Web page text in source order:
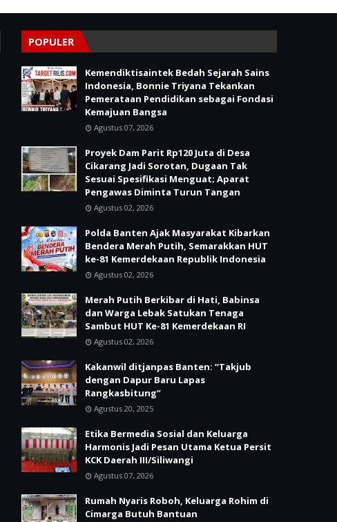
POPULER
Kemendiktisaintek Bedah Sejarah Sains
Indonesia, Bonnie Triyana Tekankan
Pemerataan Pendidikan sebagai Fondasi
Kemajuan Bangsa
Agustus 07, 2026
Proyek Dam Parit Rp120 Juta di Desa
Cikarang Jadi Sorotan, Dugaan Tak
Sesuai Spesifikasi Menguat; Aparat
Pengawas Diminta Turun Tangan
Agustus 02, 2026
Polda Banten Ajak Masyarakat Kibarkan
Bendera Merah Putih, Semarakkan HUT
ke-81 Kemerdekaan Republik Indonesia
Agustus 02, 2026
Merah Putih Berkibar di Hati, Babinsa
dan Warga Lebak Satukan Tenaga
Sambut HUT Ke-81 Kemerdekaan RI
Agustus 02, 2026
Kakanwil ditjanpas Banten: “Takjub
dengan Dapur Baru Lapas
Rangkasbitung”
Agustus 20, 2025
Etika Bermedia Sosial dan Keluarga
Harmonis Jadi Pesan Utama Ketua Persit
KCK Daerah III/Siliwangi
Agustus 07, 2026
Rumah Nyaris Roboh, Keluarga Rohim di
Cimarga Butuh Bantuan